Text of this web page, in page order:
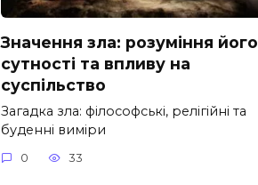
Значення зла: розуміння його
сутності та впливу на
суспільство
Загадка зла: філософські, релігійні та
буденні виміри
0 33